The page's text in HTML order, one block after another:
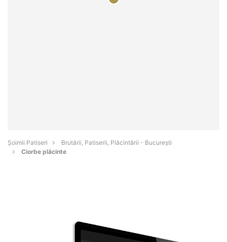
Șoimii Patiseri
Brutării, Patiserii, Plăcintării - Bucureşti
Ciorbe plăcinte